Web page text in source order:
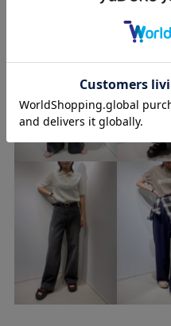
パ
ベルト
2025SPECIALPRICE 2025
25SS20 25SSPICUV
25SSPIC機能素材
2BUY10%OFF_pickup 2色
ceremony_pickup
RP25SS
RP_ceremony UVカット